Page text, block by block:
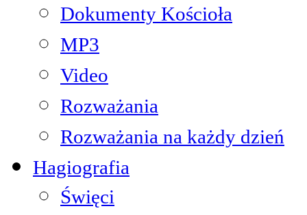
Dokumenty Kościoła
MP3
Video
Rozważania
Rozważania na każdy dzień
Hagiografia
Święci